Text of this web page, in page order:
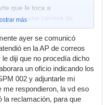
que le toca a
que es una carrera de
del mundo jajaja. Aun no
hasta que te toque.
más
ayer se comunicó
en la AP de correos
diji que no procedía dicho
un oficio indicando los
002 y adjuntarle mi
me respondieron, la vd eso
la reclamación, para que